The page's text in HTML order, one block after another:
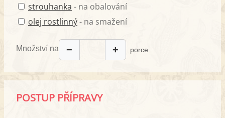
strouhanka - na obalování
olej rostlinný- na smažení
Množství na − + porce
POSTUP PŘÍPRAVY